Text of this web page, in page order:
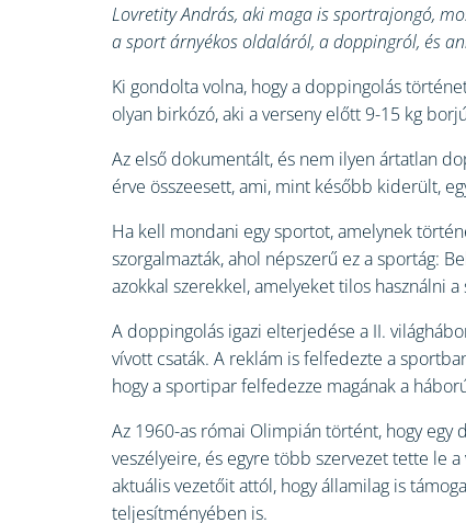
Lovretity András, aki maga is sportrajongó,
a sport árnyékos oldaláról, a doppingról, és
Ki gondolta volna, hogy a doppingolás
olyan birkózó, aki a verseny előtt 9-15 kg
Az első dokumentált, és nem ilyen ártatlan
érve összeesett, ami, mint később kiderült,
Ha kell mondani egy sportot, amelynek
szorgalmazták, ahol népszerű ez a sportág:
azokkal szerekkel, amelyeket tilos használni
A doppingolás igazi elterjedése a II.
vívott csaták. A reklám is felfedezte a
hogy a sportipar felfedezze magának a
Az 1960-as római Olimpián történt, hogy
veszélyeire, és egyre több szervezet tette le
aktuális vezetőit attól, hogy államilag is
teljesítményében is.